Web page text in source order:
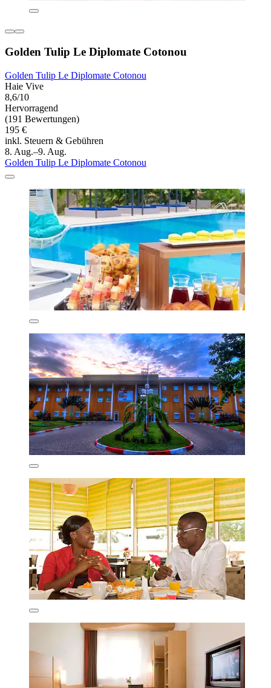
Golden Tulip Le Diplomate Cotonou
Golden Tulip Le Diplomate Cotonou
Haie Vive
8,6/10
Hervorragend
(191 Bewertungen)
195 €
inkl. Steuern & Gebühren
8. Aug.–9. Aug.
Golden Tulip Le Diplomate Cotonou